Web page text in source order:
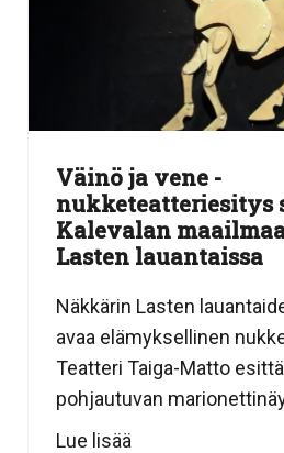
Väinö ja vene -
nukketeatteriesitys
Kalevalan
Lasten lauantaissa
Näkkärin Lasten
avaa elämyksellinen
Teatteri Taiga-Matto
pohjautuvan
Lue lisää